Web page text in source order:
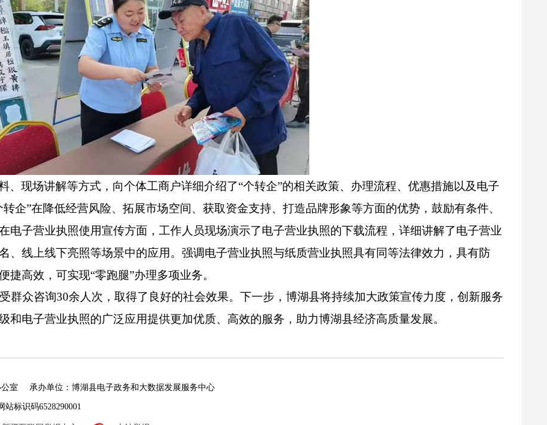
、现场讲解等方式，向个体工商户详细介绍了“个转企”的相关政策、办理流程、优惠措施以及电子
企”在降低经营风险、拓展市场空间、获取资金支持、打造品牌形象等方面的优势，鼓励有条件、
电子营业执照使用宣传方面，工作人员现场演示了电子营业执照的下载流程，详细讲解了电子营业
、线上线下亮照等场景中的应用。强调电子营业执照与纸质营业执照具有同等法律效力，具有防
高效，可实现“零跑腿”办理多项业务。
群众咨询30余人次，取得了良好的社会效果。下一步，博湖县将持续加大政策宣传力度，创新服务
和电子营业执照的广泛应用提供更加优质、高效的服务，助力博湖县经济高质量发展。
室 承办单位：博湖县电子政务和大数据发展服务中心
站标识码6528290001